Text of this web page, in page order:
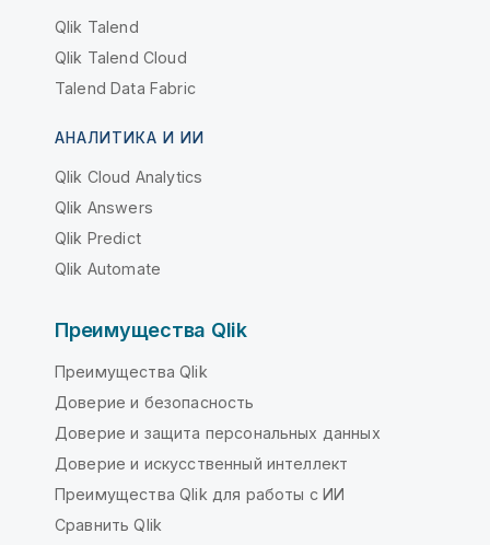
Qlik Talend
Qlik Talend Cloud
Talend Data Fabric
АНАЛИТИКА И ИИ
Qlik Cloud Analytics
Qlik Answers
Qlik Predict
Qlik Automate
Преимущества Qlik
Преимущества Qlik
Доверие и безопасность
Доверие и защита персональных данных
Доверие и искусственный интеллект
Преимущества Qlik для работы с ИИ
Сравнить Qlik